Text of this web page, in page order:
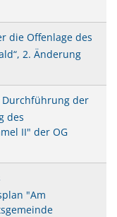
die Offenlage des
2. Änderung
Durchführung der
des
II" der OG
"Am